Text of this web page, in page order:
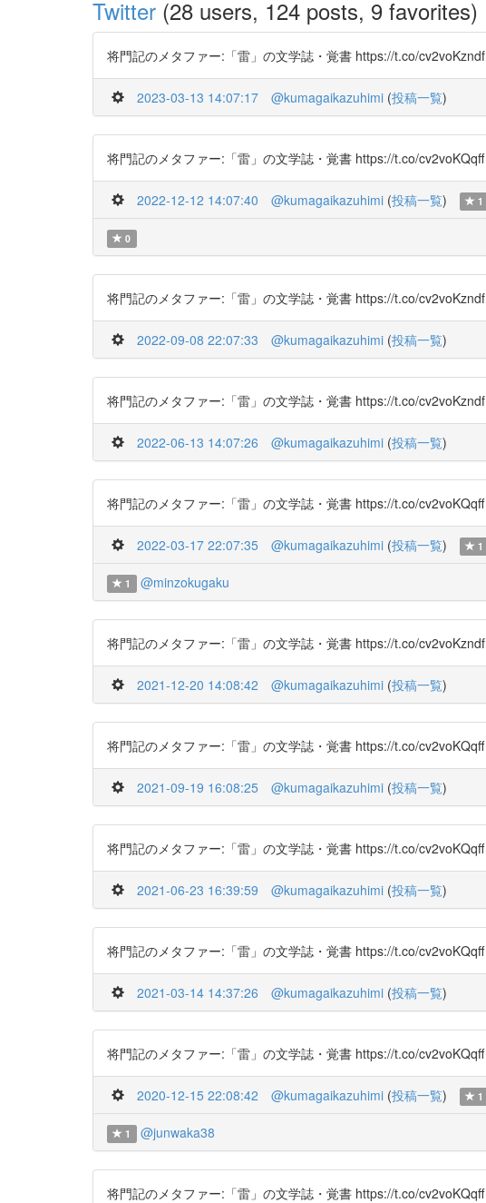
Twitter (28 users, 124 posts, 9 favorites)
将門記のメタファー:「雷」の文学誌・覚書 https://t.co/cv2voKzndf
2023-03-13 14:07:17 @kumagaikazuhimi (投稿一覧)
将門記のメタファー:「雷」の文学誌・覚書 https://t.co/cv2voKQqff
2022-12-12 14:07:40 @kumagaikazuhimi (投稿一覧) 1
0
将門記のメタファー:「雷」の文学誌・覚書 https://t.co/cv2voKzndf
2022-09-08 22:07:33 @kumagaikazuhimi (投稿一覧)
将門記のメタファー:「雷」の文学誌・覚書 https://t.co/cv2voKzndf
2022-06-13 14:07:26 @kumagaikazuhimi (投稿一覧)
将門記のメタファー:「雷」の文学誌・覚書 https://t.co/cv2voKQqff
2022-03-17 22:07:35 @kumagaikazuhimi (投稿一覧) 1
1 @minzokugaku
将門記のメタファー:「雷」の文学誌・覚書 https://t.co/cv2voKzndf
2021-12-20 14:08:42 @kumagaikazuhimi (投稿一覧)
将門記のメタファー:「雷」の文学誌・覚書 https://t.co/cv2voKQqff
2021-09-19 16:08:25 @kumagaikazuhimi (投稿一覧)
将門記のメタファー:「雷」の文学誌・覚書 https://t.co/cv2voKQqff
2021-06-23 16:39:59 @kumagaikazuhimi (投稿一覧)
将門記のメタファー:「雷」の文学誌・覚書 https://t.co/cv2voKQqff
2021-03-14 14:37:26 @kumagaikazuhimi (投稿一覧)
将門記のメタファー:「雷」の文学誌・覚書 https://t.co/cv2voKQqff
2020-12-15 22:08:42 @kumagaikazuhimi (投稿一覧) 1
1 @junwaka38
将門記のメタファー:「雷」の文学誌・覚書 https://t.co/cv2voKQqff